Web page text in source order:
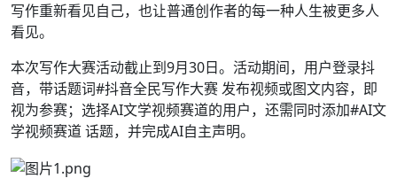
写作重新看见自己，也让普通创作者的每一种人生被更多人
看见。
本次写作大赛活动截止到9月30日。活动期间，用户登录抖
音，带话题词#抖音全民写作大赛 发布视频或图文内容，即
视为参赛；选择AI文学视频赛道的用户，还需同时添加#AI文
学视频赛道 话题，并完成AI自主声明。